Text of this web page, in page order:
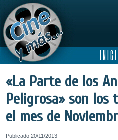
I N I C
«La Parte de los
Peligrosa» son
el mes de
Publicado 20/11/2013